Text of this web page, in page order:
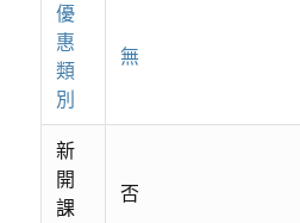
優
惠
類
別
無
新
開
課
否